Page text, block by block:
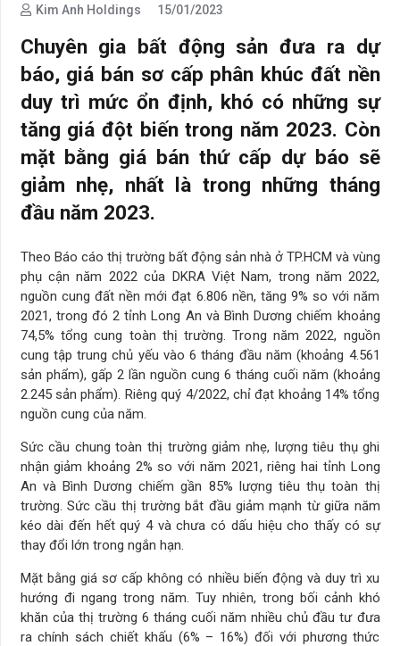
Kim Anh Holdings 15/01/2023
Chuyên gia bất động sản đưa ra dự
báo, giá bán sơ cấp phân khúc đất nền
duy trì mức ổn định, khó có những sự
tăng giá đột biến trong năm 2023. Còn
mặt bằng giá bán thứ cấp dự báo sẽ
giảm nhẹ, nhất là trong những tháng
đầu năm 2023.
Theo Báo cáo thị trường bất động sản nhà ở TP.HCM và vùng
phụ cận năm 2022 của DKRA Việt Nam, trong năm 2022,
nguồn cung đất nền mới đạt 6.806 nền, tăng 9% so với năm
2021, trong đó 2 tỉnh Long An và Bình Dương chiếm khoảng
74,5% tổng cung toàn thị trường. Trong năm 2022, nguồn
cung tập trung chủ yếu vào 6 tháng đầu năm (khoảng 4.561
sản phẩm), gấp 2 lần nguồn cung 6 tháng cuối năm (khoảng
2.245 sản phẩm). Riêng quý 4/2022, chỉ đạt khoảng 14% tổng
nguồn cung của năm.
Sức cầu chung toàn thị trường giảm nhẹ, lượng tiêu thụ ghi
nhận giảm khoảng 2% so với năm 2021, riêng hai tỉnh Long
An và Bình Dương chiếm gần 85% lượng tiêu thụ toàn thị
trường. Sức cầu thị trường bắt đầu giảm mạnh từ giữa năm
kéo dài đến hết quý 4 và chưa có dấu hiệu cho thấy có sự
thay đổi lớn trong ngắn hạn.
Mặt bằng giá sơ cấp không có nhiều biến động và duy trì xu
hướng đi ngang trong năm. Tuy nhiên, trong bối cảnh khó
khăn của thị trường 6 tháng cuối năm nhiều chủ đầu tư đưa
ra chính sách chiết khấu (6% – 16%) đối với phương thức